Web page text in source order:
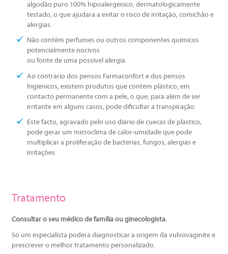
algodão puro 100% hipoalergénico, dermatologicamente
testado, o que ajudará a evitar o risco de irritação, comichão e
alergias.
Não contêm perfumes ou outros componentes químicos
potencialmente nocivos
ou fonte de uma possível alergia.
Ao contrário dos pensos Farmaconfort e dos pensos
higiénicos, existem produtos que contêm plástico, em
contacto permanente com a pele, o que, para além de ser
irritante em alguns casos, pode dificultar a transpiração.
Este facto, agravado pelo uso diário de cuecas de plástico,
pode gerar um microclima de calor-umidade que pode
multiplicar a proliferação de bactérias, fungos, alergias e
irritações.
Tratamento
Consultar o seu médico de família ou ginecologista.
Só um especialista poderá diagnosticar a origem da vulvovaginite e
prescrever o melhor tratamento personalizado.